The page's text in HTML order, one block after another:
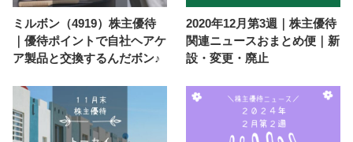
ミルボン（4919）株主優待
｜優待ポイントで自社ヘアケ
ア製品と交換するんだボン♪
2020年12月第3週｜株主優待
関連ニュースおまとめ便｜新
設・変更・廃止